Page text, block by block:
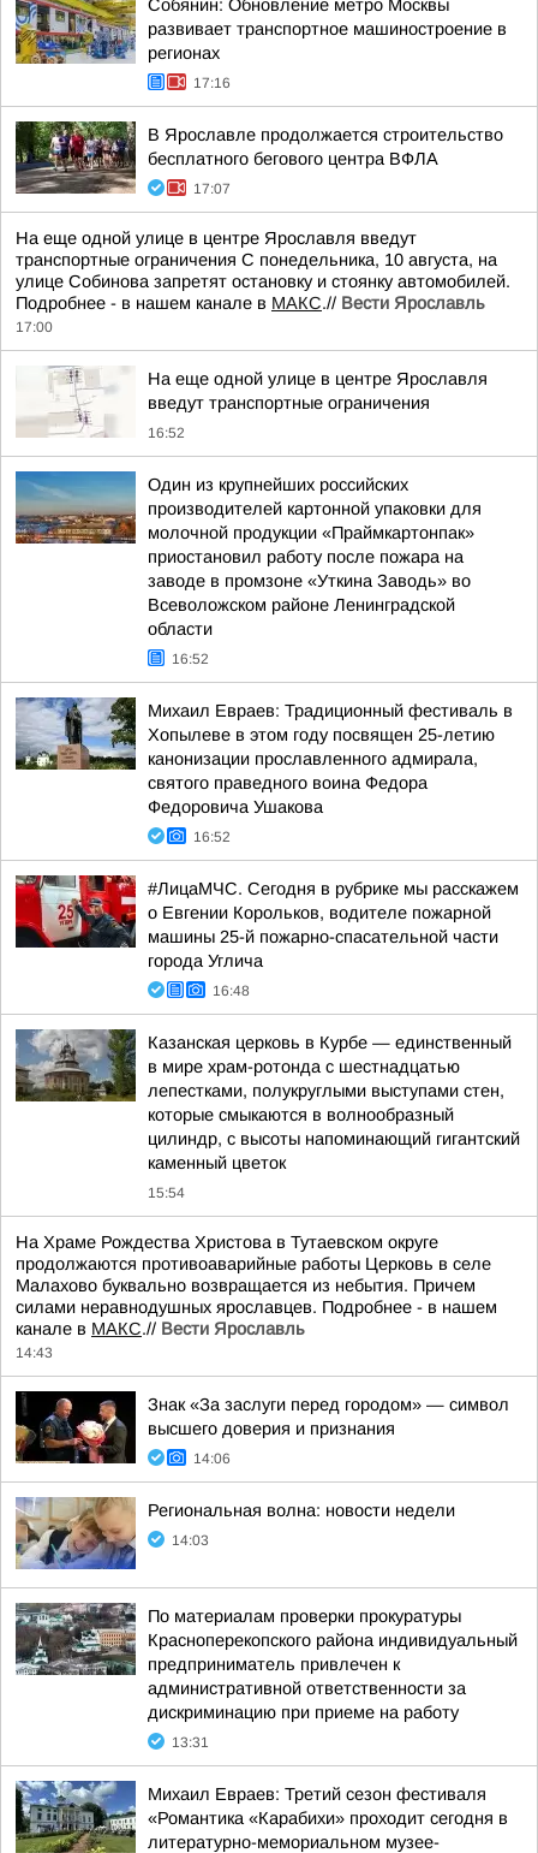
Собянин: Обновление метро Москвы
развивает транспортное машиностроение в
регионах
17:16
В Ярославле продолжается строительство
бесплатного бегового центра ВФЛА
17:07
На еще одной улице в центре Ярославля введут
транспортные ограничения С понедельника, 10 августа, на
улице Собинова запретят остановку и стоянку автомобилей.
Подробнее - в нашем канале в МАКС.// Вести Ярославль
17:00
На еще одной улице в центре Ярославля
введут транспортные ограничения
16:52
Один из крупнейших российских
производителей картонной упаковки для
молочной продукции «Праймкартонпак»
приостановил работу после пожара на
заводе в промзоне «Уткина Заводь» во
Всеволожском районе Ленинградской
области
16:52
Михаил Евраев: Традиционный фестиваль в
Хопылеве в этом году посвящен 25-летию
канонизации прославленного адмирала,
святого праведного воина Федора
Федоровича Ушакова
16:52
#ЛицаМЧС. Сегодня в рубрике мы расскажем
о Евгении Корольков, водителе пожарной
машины 25-й пожарно-спасательной части
города Углича
16:48
Казанская церковь в Курбе — единственный
в мире храм-ротонда с шестнадцатью
лепестками, полукруглыми выступами стен,
которые смыкаются в волнообразный
цилиндр, с высоты напоминающий гигантский
каменный цветок
15:54
На Храме Рождества Христова в Тутаевском округе
продолжаются противоаварийные работы Церковь в селе
Малахово буквально возвращается из небытия. Причем
силами неравнодушных ярославцев. Подробнее - в нашем
канале в МАКС.// Вести Ярославль
14:43
Знак «За заслуги перед городом» — символ
высшего доверия и признания
14:06
Региональная волна: новости недели
14:03
По материалам проверки прокуратуры
Красноперекопского района индивидуальный
предприниматель привлечен к
административной ответственности за
дискриминацию при приеме на работу
13:31
Михаил Евраев: Третий сезон фестиваля
«Романтика «Карабихи» проходит сегодня в
литературно-мемориальном музее-